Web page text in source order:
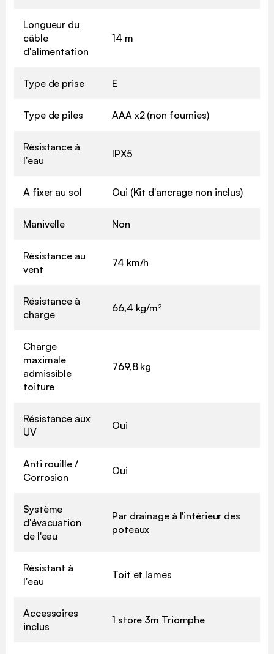
Longueur du
câble
d'alimentation
14 m
Type de prise E
Type de piles AAA x2 (non fournies)
Résistance à
l'eau
IPX5
A fixer au sol Oui (Kit d'ancrage non inclus)
Manivelle Non
Résistance au
vent
74 km/h
Résistance à
charge
66,4 kg/m²
Charge
maximale
admissible
toiture
769,8 kg
Résistance aux
UV
Oui
Anti rouille /
Corrosion
Oui
Système
d'évacuation
de l'eau
Par drainage à l'intérieur des
poteaux
Résistant à
l'eau
Toit et lames
Accessoires
inclus
1 store 3m Triomphe